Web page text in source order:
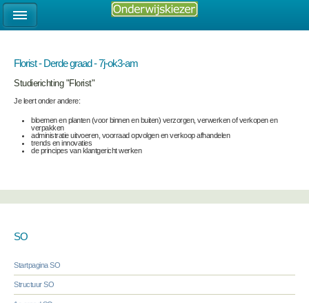
Florist - Derde graad - 7j-ok3-am
Studierichting "Florist"
Je leert onder andere:
bloemen en planten (voor binnen en buiten) verzorgen, verwerken of verkopen en
verpakken
administratie uitvoeren, voorraad opvolgen en verkoop afhandelen
trends en innovaties
de principes van klantgericht werken
SO
Startpagina SO
Structuur SO